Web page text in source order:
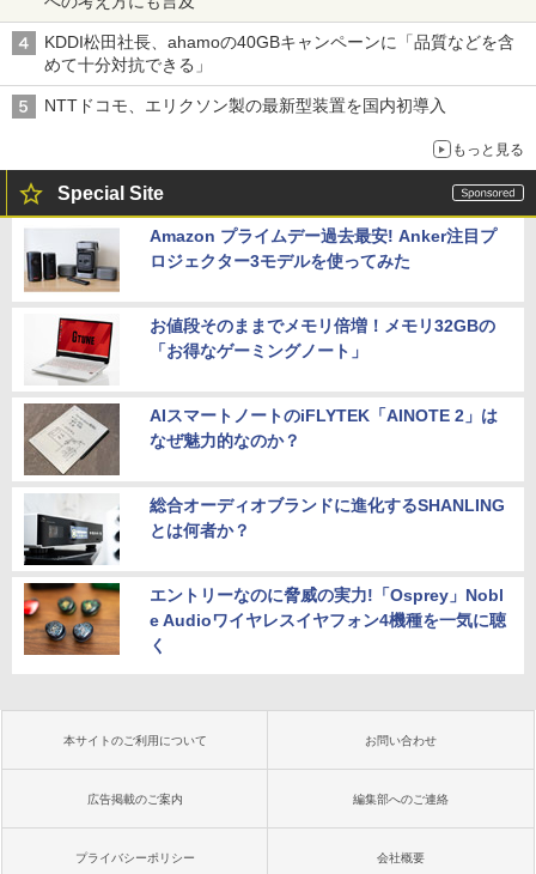
KDDI松田社長、ahamoの40GBキャンペーンに「品質などを含
めて十分対抗できる」
NTTドコモ、エリクソン製の最新型装置を国内初導入
もっと見る
Special Site
Amazon プライムデー過去最安! Anker注目プ
ロジェクター3モデルを使ってみた
お値段そのままでメモリ倍増！メモリ32GBの
「お得なゲーミングノート」
AIスマートノートのiFLYTEK「AINOTE 2」は
なぜ魅力的なのか？
総合オーディオブランドに進化するSHANLING
とは何者か？
エントリーなのに脅威の実力!「Osprey」Nobl
e Audioワイヤレスイヤフォン4機種を一気に聴
く
本サイトのご利用について お問い合わせ
広告掲載のご案内 編集部へのご連絡
プライバシーポリシー 会社概要